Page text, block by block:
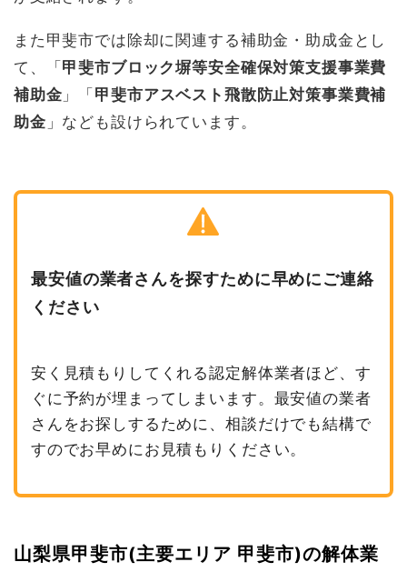
また甲斐市では除却に関連する補助金・助成金とし
て、「 甲斐市ブロック塀等安全確保対策支援事業費
補助金 」「 甲斐市アスベスト飛散防止対策事業費補
助金 」なども設けられています。
最安値の業者さんを探すために早めにご連絡
ください
安く見積もりしてくれる認定解体業者ほど、す
ぐに予約が埋まってしまいます。最安値の業者
さんをお探しするために、相談だけでも結構で
すのでお早めにお見積もりください。
山梨県甲斐市(主要エリア 甲斐市)の解体業